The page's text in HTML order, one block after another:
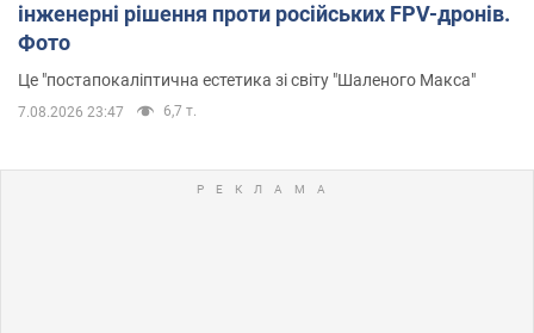
інженерні рішення проти російських FPV-дронів.
Фото
Це "постапокаліптична естетика зі світу "Шаленого Макса"
7.08.2026 23:47 6,7 т.